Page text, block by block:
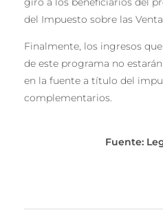
del Impuesto sobre las
Finalmente, los ingresos
de este programa no
en la fuente a título del
complementarios.
Fuente: